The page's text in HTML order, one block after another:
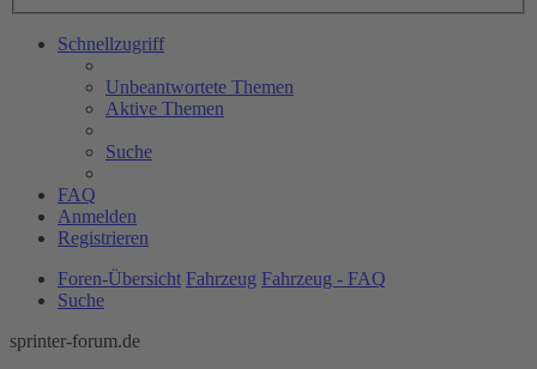
Schnellzugriff
Unbeantwortete Themen
Aktive Themen
Suche
FAQ
Anmelden
Registrieren
Foren-Übersicht Fahrzeug Fahrzeug - FAQ
Suche
sprinter-forum.de